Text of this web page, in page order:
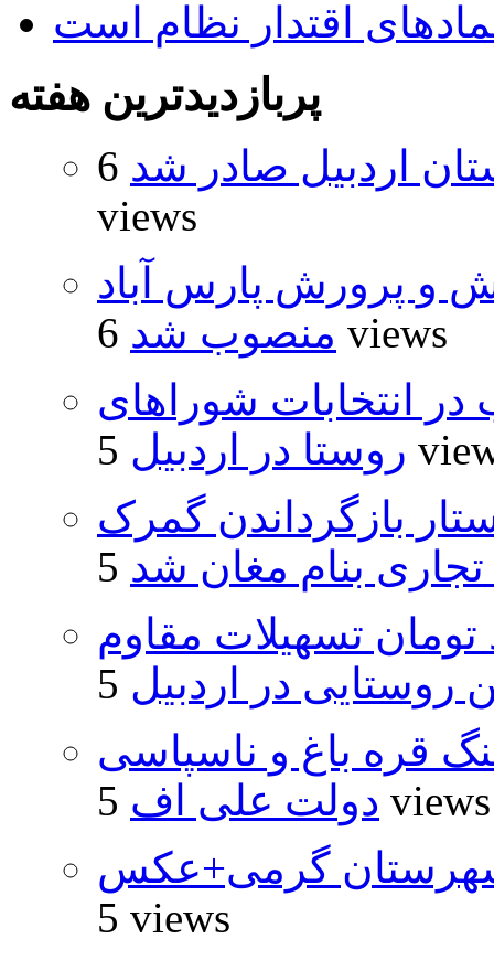
اقتدار نظام است
پربازدیدترین هفته
اردبیل صادر شد 6
views
و پرورش پارس آباد
منصوب شد 6 views
۵۰۰۰ داوطلب در انتخابات شوراهای
روستا در اردبیل 5
بازگرداندن گمرک
تجاری بنام مغان شد
و ۴۸۰ میلیارد تومان تسهیلات مقاوم
در اردبیل
قره باغ و ناسپاسی
دولت علی اف 5 views
گرمی+عکس
5 views